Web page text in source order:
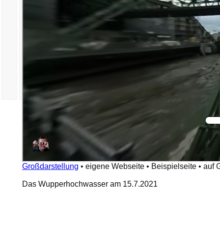
Großdarstellung • eigene Webseite • Beispielseite • auf
Das Wupperhochwasser am 15.7.2021